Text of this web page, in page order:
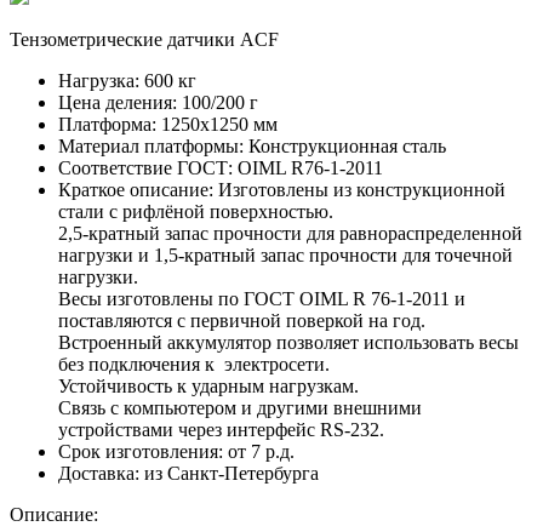
Тензометрические датчики ACF
Нагрузка: 600 кг
Цена деления: 100/200 г
Платформа: 1250х1250 мм
Материал платформы: Конструкционная сталь
Соответствие ГОСТ: OIML R76-1-2011
Краткое описание: Изготовлены из конструкционной
стали с рифлёной поверхностью.
2,5-кратный запас прочности для равнораспределенной
нагрузки и 1,5-кратный запас прочности для точечной
нагрузки.
Весы изготовлены по ГОСТ OIML R 76-1-2011 и
поставляются с первичной поверкой на год.
Встроенный аккумулятор позволяет использовать весы
без подключения к электросети.
Устойчивость к ударным нагрузкам.
Связь с компьютером и другими внешними
устройствами через интерфейс RS-232.
Срок изготовления: от 7 р.д.
Доставка: из Санкт-Петербурга
Описание: